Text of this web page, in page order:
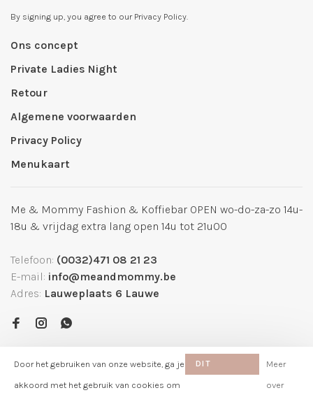
By signing up, you agree to our Privacy Policy.
Ons concept
Private Ladies Night
Retour
Algemene voorwaarden
Privacy Policy
Menukaart
Me & Mommy Fashion & Koffiebar OPEN wo-do-za-zo 14u-
18u & vrijdag extra lang open 14u tot 21u00
Telefoon: (0032)471 08 21 23
E-mail: info@meandmommy.be
Adres: Lauweplaats 6 Lauwe
Door het gebruiken van onze website, ga je
akkoord met het gebruik van cookies om
DIT
Meer
over